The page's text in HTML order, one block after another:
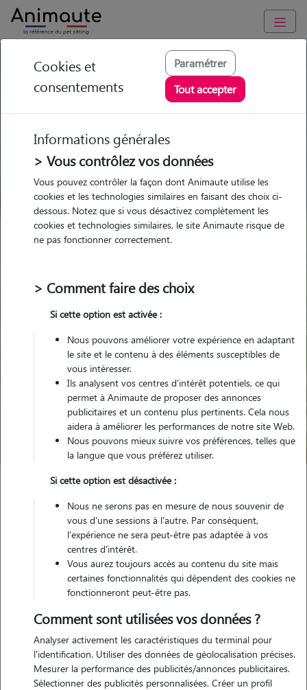
GARDE ANIMAUX à Villefontaine : Garde chien et chat en
famille ou à domicile, visites et promenades
Trouvez une garde animaux à
Villefontaine
Parmi nos 17 pet-sitters à
Villefontaine
Pour quel animal ?
Trouver mon Pet Sitter
Villefontaine
Nos familles d'accueil à Villefontaine
(38090)
Cookies et
consentements
Paramétrer
Tout accepter
Informations générales
> Vous contrôlez vos données
Vous pouvez contrôler la façon dont Animaute utilise les
cookies et les technologies similaires en faisant des choix ci-
dessous. Notez que si vous désactivez complètement les
cookies et technologies similaires, le site Animaute risque de
ne pas fonctionner correctement.
> Comment faire des choix
Si cette option est activée :
Nous pouvons améliorer votre expérience en adaptant
le site et le contenu à des éléments susceptibles de
vous intéresser.
Ils analysent vos centres d'intérêt potentiels, ce qui
permet à Animaute de proposer des annonces
publicitaires et un contenu plus pertinents. Cela nous
aidera à améliorer les performances de notre site Web.
Nous pouvons mieux suivre vos préférences, telles que
la langue que vous préférez utiliser.
Si cette option est désactivée :
Nous ne serons pas en mesure de nous souvenir de
vous d'une sessions à l'autre. Par conséquent,
l'expérience ne sera peut-être pas adaptée à vos
centres d'intérêt.
Vous aurez toujours accès au contenu du site mais
certaines fonctionnalités qui dépendent des cookies ne
fonctionneront peut-être pas.
Comment sont utilisées vos données ?
Analyser activement les caractéristiques du terminal pour
l'identification. Utiliser des données de géolocalisation précises.
Mesurer la performance des publicités/annonces publicitaires.
Sélectionner des publicités personnalisées. Créer un profil